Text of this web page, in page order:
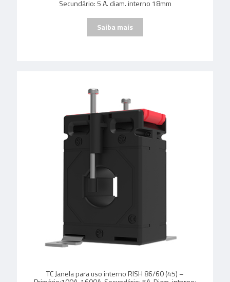
Secundário: 5 A. diam. interno 18mm
TC Janela para uso interno RISH 86/60 (45) –